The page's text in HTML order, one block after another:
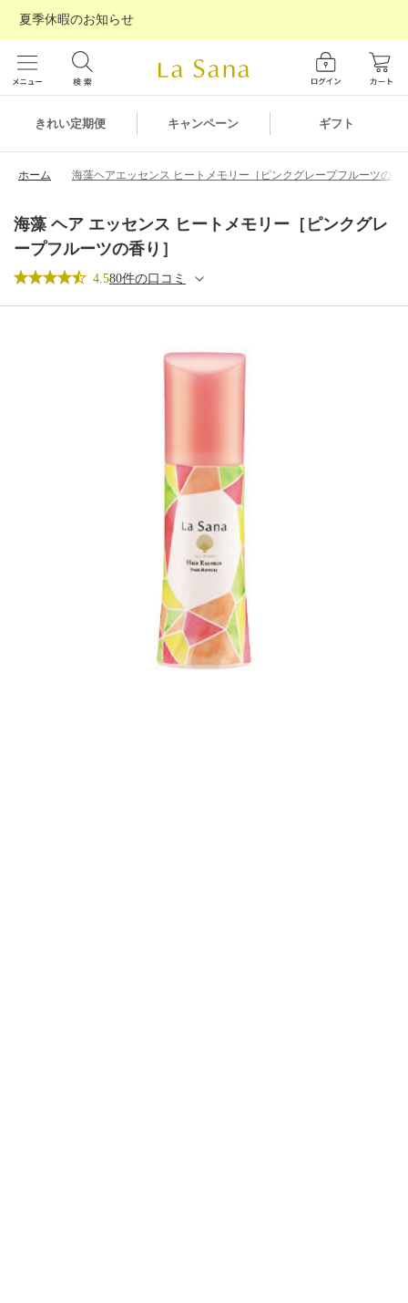
きれい定期便 キャンペーン ギフト
夏季休暇のお知らせ
ホーム 海藻ヘアエッセンス ヒートメモリー［ピンクグレープフルーツの香
海藻 ヘア エッセンス ヒートメモリー［ピンクグレ
ープフルーツの香り］
4.580件の口コミ